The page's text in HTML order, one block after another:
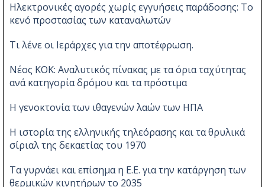
Ηλεκτρονικές αγορές χωρίς εγγυήσεις παράδοσης: Το
κενό προστασίας των καταναλωτών
Τι λένε οι Ιεράρχες για την αποτέφρωση.
Νέος ΚΟΚ: Αναλυτικός πίνακας με τα όρια ταχύτητας
ανά κατηγορία δρόμου και τα πρόστιμα
Η γενοκτονία των ιθαγενών λαών των ΗΠΑ
Η ιστορία της ελληνικής τηλεόρασης και τα θρυλικά
σίριαλ της δεκαετίας του 1970
Τα γυρνάει και επίσημα η Ε.Ε. για την κατάργηση των
θερμικών κινητήρων το 2035